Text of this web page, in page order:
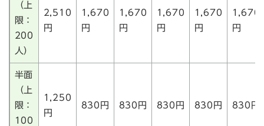
（上
限：
200
人）
2,510
円
1,670
円
1,670
円
1,670
円
1,670
円
1,670
円
半面
（上
限：
100
1,250
円
830円 830円 830円 830円 830円